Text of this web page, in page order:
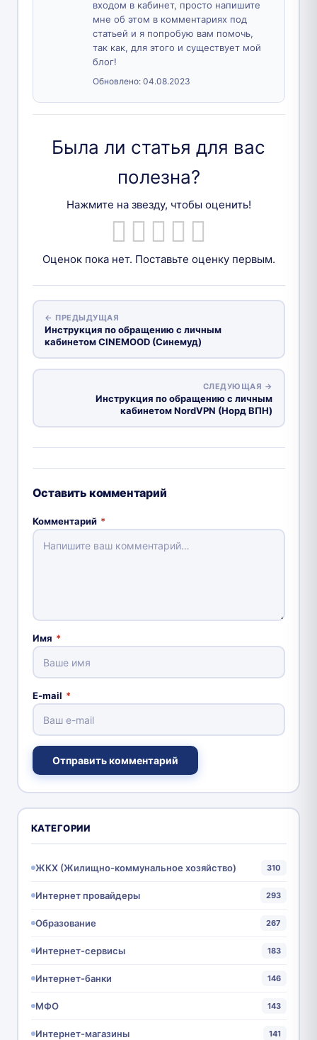
входом в кабинет, просто напишите
мне об этом в комментариях под
статьей и я попробую вам помочь,
так как, для этого и существует мой
блог!
Обновлено: 04.08.2023
Была ли статья для вас
полезна?
Нажмите на звезду, чтобы оценить!
Оценок пока нет. Поставьте оценку первым.
← ПРЕДЫДУЩАЯ
Инструкция по обращению с личным
кабинетом CINEMOOD (Синемуд)
СЛЕДУЮЩАЯ →
Инструкция по обращению с личным
кабинетом NordVPN (Норд ВПН)
Оставить комментарий
Комментарий *
Имя *
E-mail *
Отправить комментарий
КАТЕГОРИИ
ЖКХ (Жилищно-коммунальное хозяйство) 310
Интернет провайдеры 293
Образование 267
Интернет-сервисы 183
Интернет-банки 146
МФО 143
Интернет-магазины 141